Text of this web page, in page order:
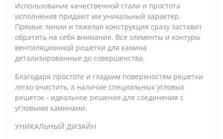
Использование качественной стали и простота
исполнения придают им уникальный характер.
Прямые линии и тяжелая конструкция сразу заставит
обратить на себя внимание. Все элементы и контуры
вентиляционной решетки для камина
детализированные до совершенства.
Благодаря простоте и гладким поверхностям решетки
легко очистить, а наличие специальных угловых
решеток - идеальное решение для соединения с
угловыми каминами.
УНИКАЛЬНЫЙ ДИЗАЙН